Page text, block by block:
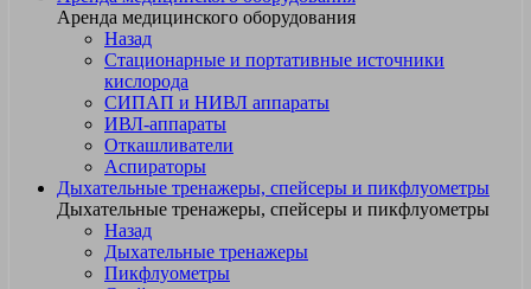
Аренда медицинского оборудования
Назад
Стационарные и портативные источники
кислорода
СИПАП и НИВЛ аппараты
ИВЛ-аппараты
Откашливатели
Аспираторы
Дыхательные тренажеры, спейсеры и пикфлуометры
Дыхательные тренажеры, спейсеры и пикфлуометры
Назад
Дыхательные тренажеры
Пикфлуометры